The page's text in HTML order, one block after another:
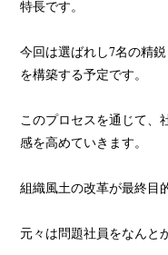
特長です。
今回は選ばれし7名の精
を構築する予定です。
このプロセスを通じて、
感を高めていきます。
組織風土の改革が最終目
元々は問題社員をなんと